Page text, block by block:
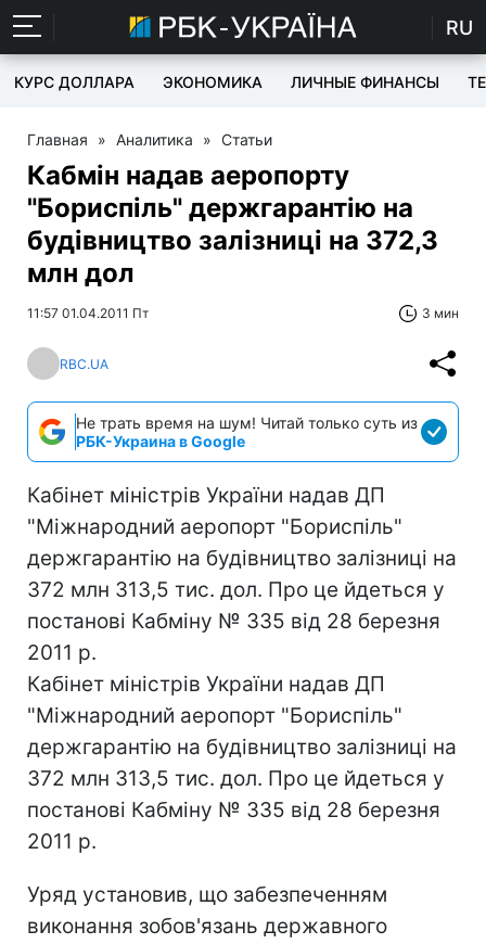
RU
КУРС ДОЛЛАРА ЭКОНОМИКА ЛИЧНЫЕ ФИНАНСЫ
Главная » Аналитика » Статьи
Кабмін надав аеропорту
"Бориспіль" держгарантію на
будівництво залізниці на 372,3
млн дол
11:57 01.04.2011 Пт 3 мин
RBC.UA
Не трать время на шум! Читай только суть из
РБК-Украина в Google
Кабінет міністрів України надав ДП
"Міжнародний аеропорт "Бориспіль"
держгарантію на будівництво залізниці на
372 млн 313,5 тис. дол. Про це йдеться у
постанові Кабміну № 335 від 28 березня
2011 р.
Кабінет міністрів України надав ДП
"Міжнародний аеропорт "Бориспіль"
держгарантію на будівництво залізниці на
372 млн 313,5 тис. дол. Про це йдеться у
постанові Кабміну № 335 від 28 березня
2011 р.
Уряд установив, що забезпеченням
виконання зобов'язань державного